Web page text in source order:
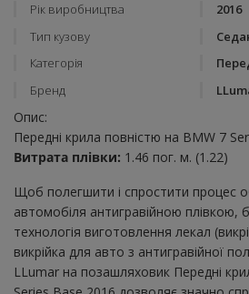
Рік виробництва
2016
Тип кузову
Категорія
Бренд
Опис:
Передні крила повністю на BMW 7
Витрата плівки: 1.46 пог. м. (1.22)
Щоб полегшити і спростити процес
автомобіля антигравійною плівкою,
технологія виготовлення лекал
викрійка для авто з антигравійної
LLumar на позашляховик Передні